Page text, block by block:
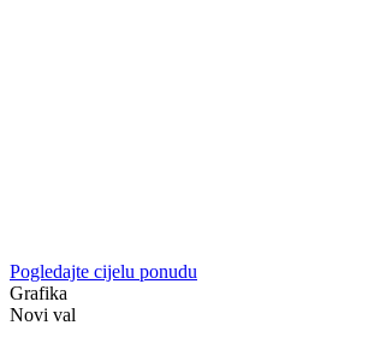
Pogledajte cijelu ponudu
Grafika
Novi val